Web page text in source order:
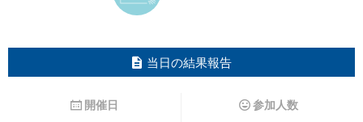
当日の結果報告
開催日 参加人数